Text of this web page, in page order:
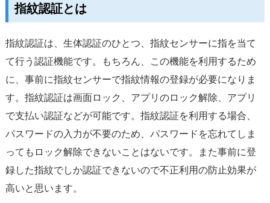
指紋認証とは
指紋認証は、生体認証のひとつ、指紋センサーに指を当て
て行う認証機能です。もちろん、この機能を利用するため
に、事前に指紋センサーで指紋情報の登録が必要になりま
す。指紋認証は画面ロック、アプリのロック解除、アプリ
で支払い認証などが可能です。指紋認証を利用する場合、
パスワードの入力が不要のため、パスワードを忘れてしま
ってもロック解除できないことはないです。また事前に登
録した指紋でしか認証できないので不正利用の防止効果が
高いと思います。